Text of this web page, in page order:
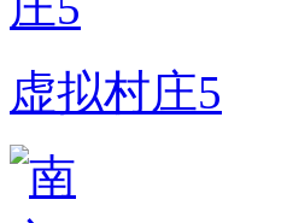
虚拟村庄5